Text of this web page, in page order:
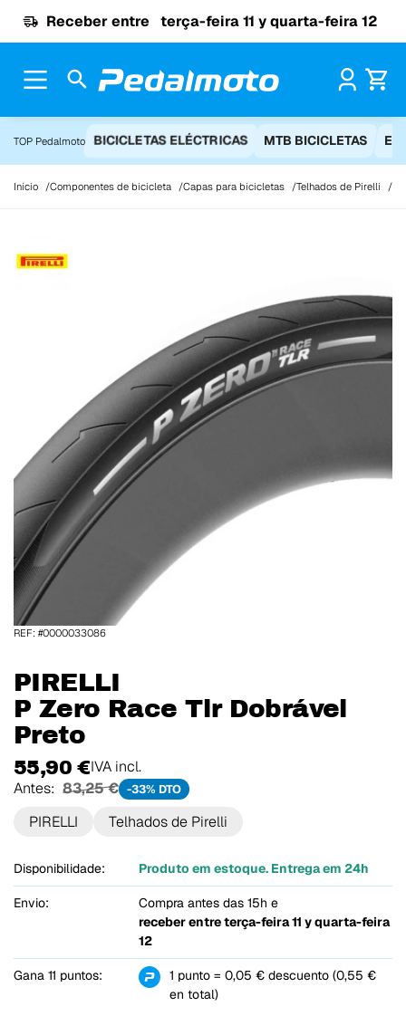
Receber entre terça-feira 11 y quarta-feira 12
TOP Pedalmoto BICICLETAS ELÉCTRICAS MTB BICICLETAS
Início Componentes de bicicleta Capas para bicicletas Telhados de Pirelli
PIRELLI
P Zero Race Tlr Dobrável
Preto
55,90 €IVA incl.
Antes: 83,25 € -33% DTO
PIRELLI Telhados de Pirelli
Disponibilidade: Produto em estoque. Entrega em 24h
Envio:
Compra antes das 15h e
receber entreterça-feira 11 y quarta-feira
12
Gana 11 puntos:
1 punto = 0,05 € descuento (0,55 €
en total)
REF: #0000033086